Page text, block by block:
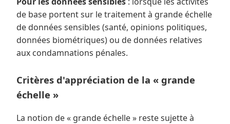
de base portent sur le traitement à grande échelle
de données sensibles (santé, opinions politiques,
données biométriques) ou de données relatives
aux condamnations pénales.
Critères d'appréciation de la « grande
échelle »
La notion de « grande échelle » reste sujette à